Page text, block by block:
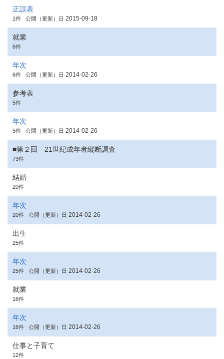
正誤表
1件 公開（更新）日 2015-09-18
就業
6件
年次
6件 公開（更新）日 2014-02-26
参考表
5件
年次
5件 公開（更新）日 2014-02-26
■第２回 21世紀成年者縦断調査
73件
結婚
20件
年次
20件 公開（更新）日 2014-02-26
出生
25件
年次
25件 公開（更新）日 2014-02-26
就業
16件
年次
16件 公開（更新）日 2014-02-26
仕事と子育て
12件